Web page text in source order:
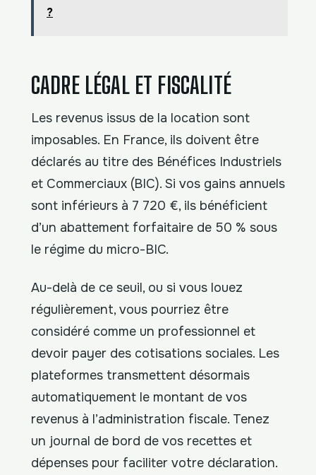
?
CADRE LÉGAL ET FISCALITÉ
Les revenus issus de la location sont
imposables. En France, ils doivent être
déclarés au titre des Bénéfices Industriels
et Commerciaux (BIC). Si vos gains annuels
sont inférieurs à 7 720 €, ils bénéficient
d’un abattement forfaitaire de 50 % sous
le régime du micro-BIC.
Au-delà de ce seuil, ou si vous louez
régulièrement, vous pourriez être
considéré comme un professionnel et
devoir payer des cotisations sociales. Les
plateformes transmettent désormais
automatiquement le montant de vos
revenus à l’administration fiscale. Tenez
un journal de bord de vos recettes et
dépenses pour faciliter votre déclaration.